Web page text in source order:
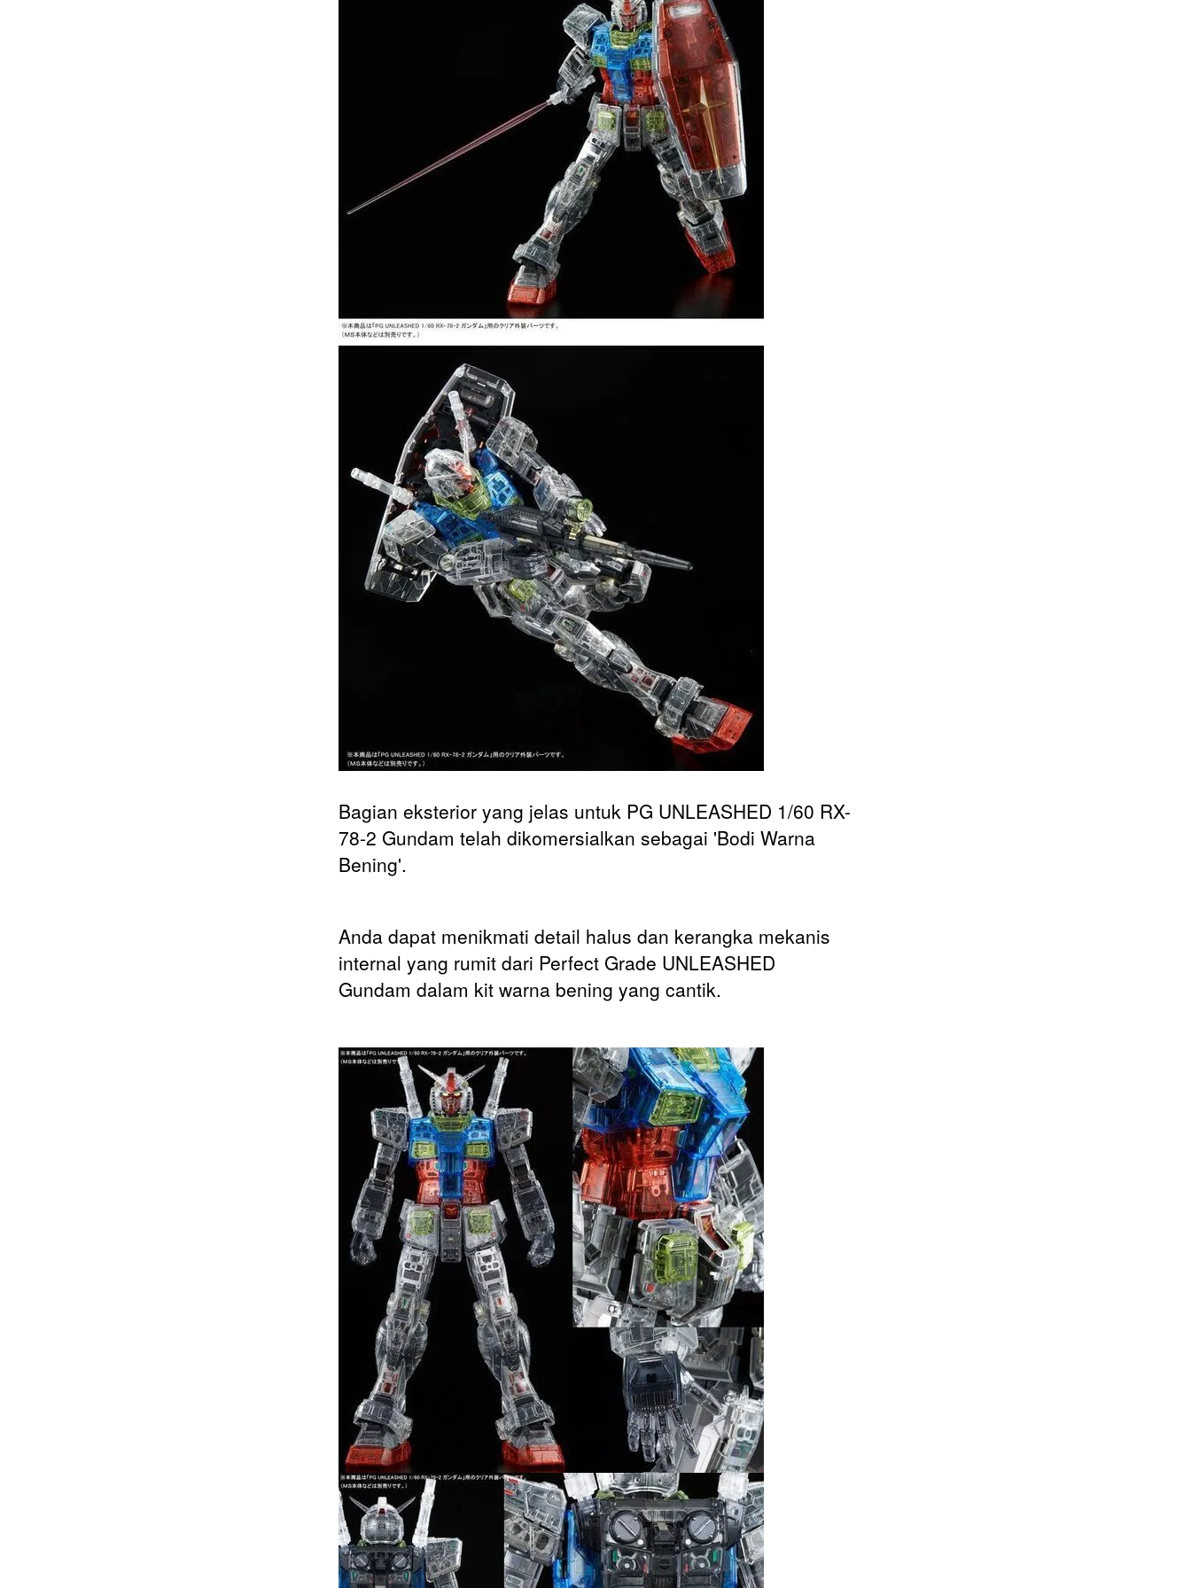
Bagian eksterior yang jelas untuk PG UNLEASHED 1/60 RX-
78-2 Gundam telah dikomersialkan sebagai 'Bodi Warna
Bening'.
Anda dapat menikmati detail halus dan kerangka mekanis
internal yang rumit dari Perfect Grade UNLEASHED
Gundam dalam kit warna bening yang cantik.